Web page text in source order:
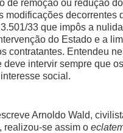
de remoção ou redução
modificações decorrentes
33 que impôs a
do Estado e a
contratantes. Entendeu
deve intervir sempre que
social.
Arnoldo Wald,
realizou-se assim o